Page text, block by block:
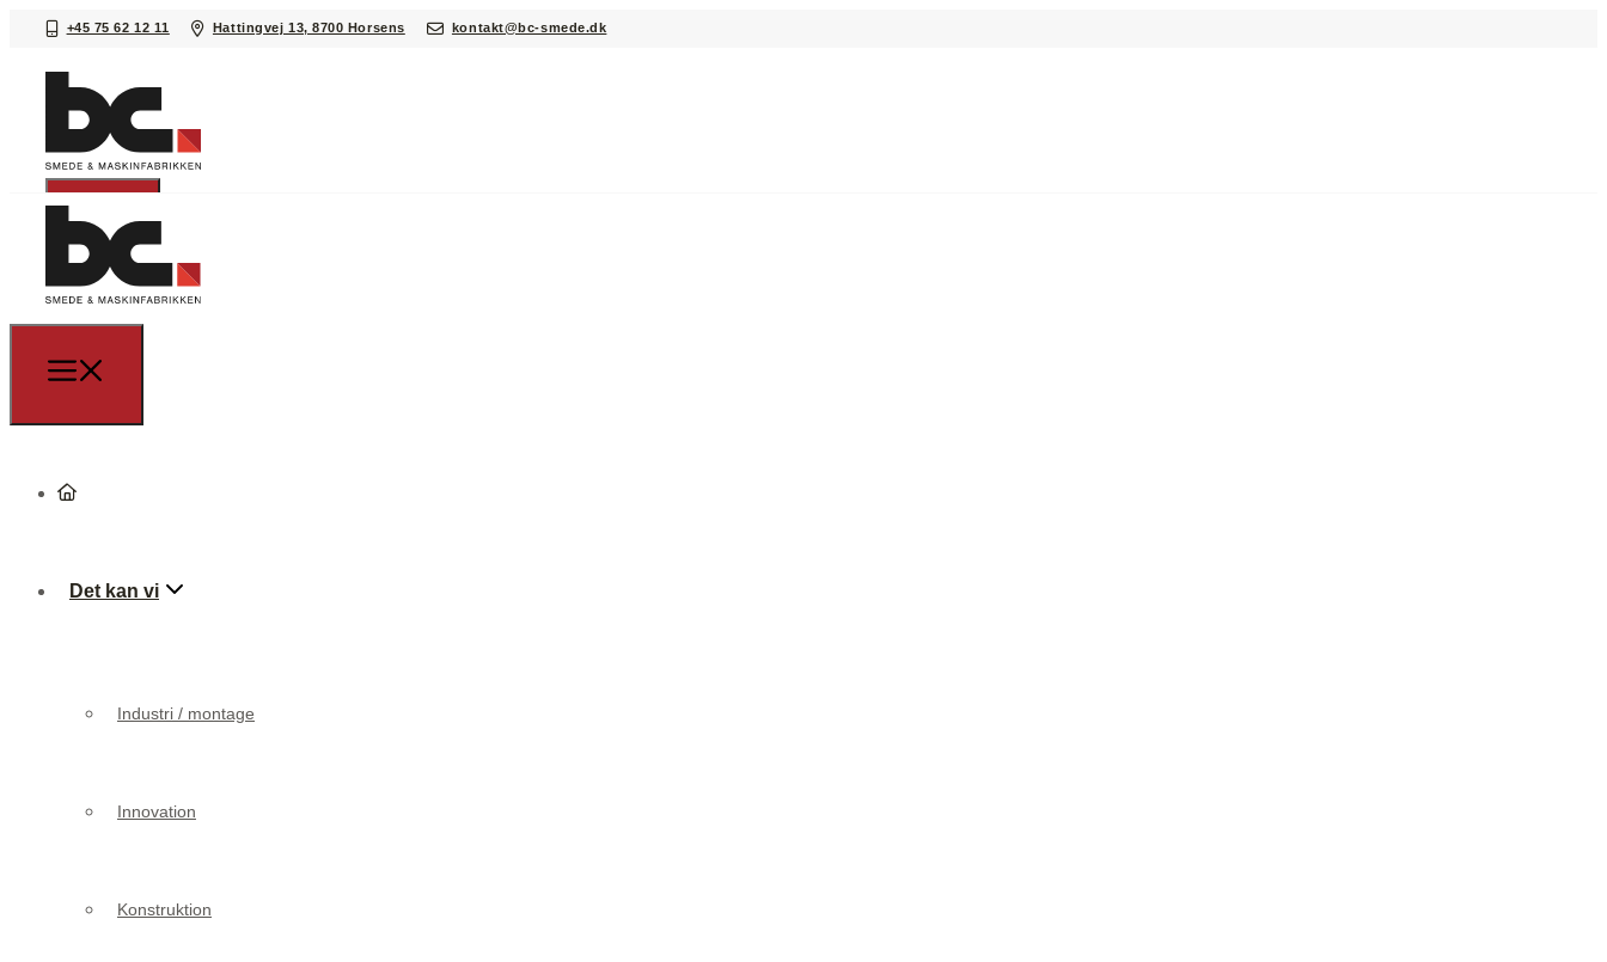
+45 75 62 12 11 Hattingvej 13, 8700 Horsens kontakt@bc-smede.dk
Industri / montage
Det kan vi
Industri / montage
Innovation
Konstruktion